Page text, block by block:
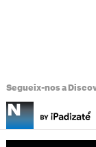
Segueix-nos a